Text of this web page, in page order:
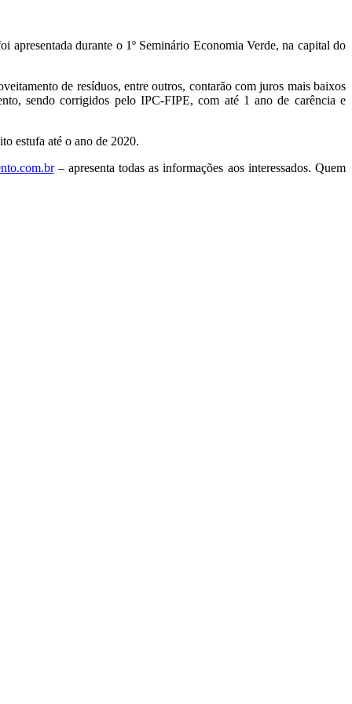
apresentada durante o 1º Seminário Economia Verde, na capital do
de resíduos, entre outros, contarão com juros mais baixos
sendo corrigidos pelo IPC-FIPE, com até 1 ano de carência e
estufa até o ano de 2020.
– apresenta todas as informações aos interessados. Quem